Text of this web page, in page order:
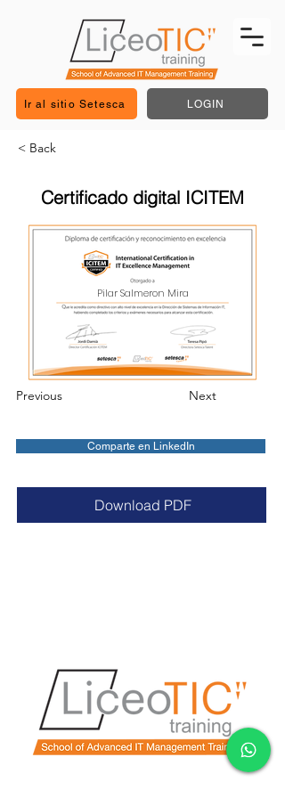
Ir al sitio Setesca LOGIN
< Back
Certificado digital ICITEM
Pilar Salmeron Mira
Previous Next
Comparte en LinkedIn
Download PDF